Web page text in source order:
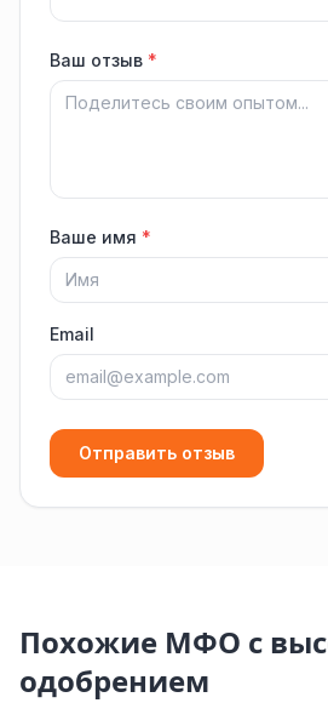
Ваш отзыв *
Ваше имя *
Email
Отправить отзыв
Похожие МФО с
одобрением